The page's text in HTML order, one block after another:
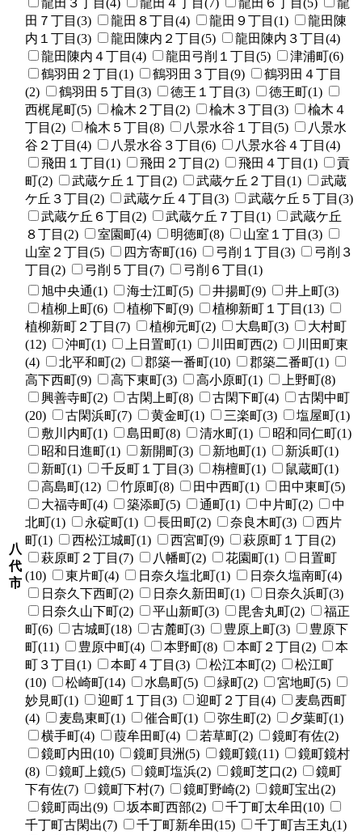
龍田３丁目(4) 龍田４丁目(7) 龍田６丁目(5)
龍
田７丁目(3)
龍田８丁目(4) 龍田９丁目(1)
龍田陳
内１丁目(3)
龍田陳内２丁目(5)
龍田陳内３丁目(4)
龍田陳内４丁目(4)
龍田弓削１丁目(5)
津浦町(6)
鶴羽田２丁目(1)
鶴羽田３丁目(9)
鶴羽田４丁目
(2)
鶴羽田５丁目(3) 徳王１丁目(3)
徳王町(1)
西梶尾町(5)
楡木２丁目(2) 楡木３丁目(3)
楡木４
丁目(2)
楡木５丁目(8) 八景水谷１丁目(5)
八景水
谷２丁目(4)
八景水谷３丁目(6)
八景水谷４丁目(4)
飛田１丁目(1)
飛田２丁目(2) 飛田４丁目(1)
貢
町(2)
武蔵ケ丘１丁目(2) 武蔵ケ丘２丁目(1)
武蔵
ケ丘３丁目(2)
武蔵ケ丘４丁目(3)
武蔵ケ丘５丁目(3)
武蔵ケ丘６丁目(2)
武蔵ケ丘７丁目(1)
武蔵ケ丘
８丁目(2)
室園町(4) 明徳町(8)
山室１丁目(3)
山室２丁目(5)
四方寄町(16) 弓削１丁目(3)
弓削３
丁目(2)
弓削５丁目(7) 弓削６丁目(1)
八
代
市
旭中央通(1) 海士江町(5) 井揚町(9)
井上町(3)
植柳上町(6)
植柳下町(9)
植柳新町１丁目(13)
植柳新町２丁目(7)
植柳元町(2) 大島町(3)
大村町
(12)
沖町(1) 上日置町(1) 川田町西(2)
川田町東
(4)
北平和町(2) 郡築一番町(10)
郡築二番町(1)
高下西町(9)
高下東町(3) 高小原町(1)
上野町(8)
興善寺町(2)
古閑上町(8) 古閑下町(4)
古閑中町
(20)
古閑浜町(7) 黄金町(1) 三楽町(3)
塩屋町(1)
敷川内町(1)
島田町(8) 清水町(1)
昭和同仁町(1)
昭和日進町(1)
新開町(3) 新地町(1)
新浜町(1)
新町(1)
千反町１丁目(3) 栴檀町(1)
鼠蔵町(1)
高島町(12)
竹原町(8) 田中西町(1)
田中東町(5)
大福寺町(4)
築添町(5) 通町(1) 中片町(2)
中
北町(1)
永碇町(1) 長田町(2) 奈良木町(3)
西片
町(1)
西松江城町(1) 西宮町(9)
萩原町１丁目(2)
萩原町２丁目(7)
八幡町(2) 花園町(1)
日置町
(10)
東片町(4) 日奈久塩北町(1)
日奈久塩南町(4)
日奈久下西町(2)
日奈久新田町(1)
日奈久浜町(3)
日奈久山下町(2)
平山新町(3) 毘舎丸町(2)
福正
町(6)
古城町(18) 古麓町(3) 豊原上町(3)
豊原下
町(11)
豊原中町(4) 本野町(8) 本町２丁目(2)
本
町３丁目(1)
本町４丁目(3) 松江本町(2)
松江町
(10)
松崎町(14) 水島町(5) 緑町(2)
宮地町(5)
妙見町(1)
迎町１丁目(3) 迎町２丁目(4)
麦島西町
(4)
麦島東町(1) 催合町(1) 弥生町(2)
夕葉町(1)
横手町(4)
葭牟田町(4) 若草町(2)
鏡町有佐(2)
鏡町内田(10)
鏡町貝洲(5) 鏡町鏡(11)
鏡町鏡村
(8)
鏡町上鏡(5) 鏡町塩浜(2) 鏡町芝口(2)
鏡町
下有佐(7)
鏡町下村(7) 鏡町野崎(2)
鏡町宝出(2)
鏡町両出(9)
坂本町西部(2)
千丁町太牟田(10)
千丁町古閑出(7)
千丁町新牟田(15)
千丁町吉王丸(1)